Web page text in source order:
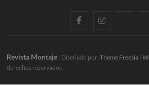
c s t
Revista Montaje | Diseñado por:Theme Freesia |
derechos reservados